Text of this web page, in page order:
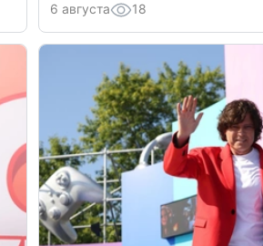
6 августа 18